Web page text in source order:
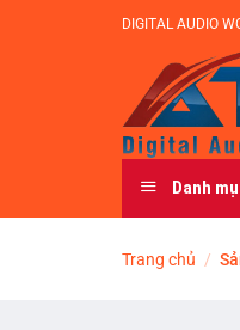
DIGITAL AUDIO
Danh
Trang chủ /